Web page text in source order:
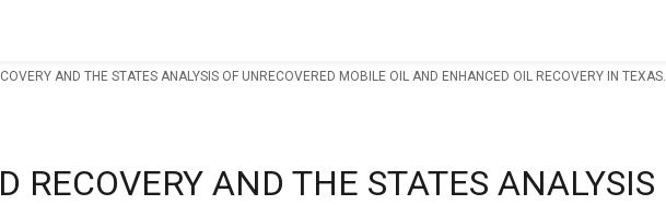
AND THE STATES ANALYSIS OF UNRECOVERED MOBILE OIL AND ENHANCED OIL RECOVERY IN TEXAS.
RECOVERY AND THE STATES ANALYSIS